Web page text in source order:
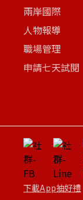
兩岸國際
人物報導
職場管理
申請七天試閱
下載App抽好禮